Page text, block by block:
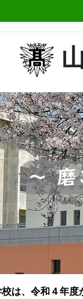
は、令和４年